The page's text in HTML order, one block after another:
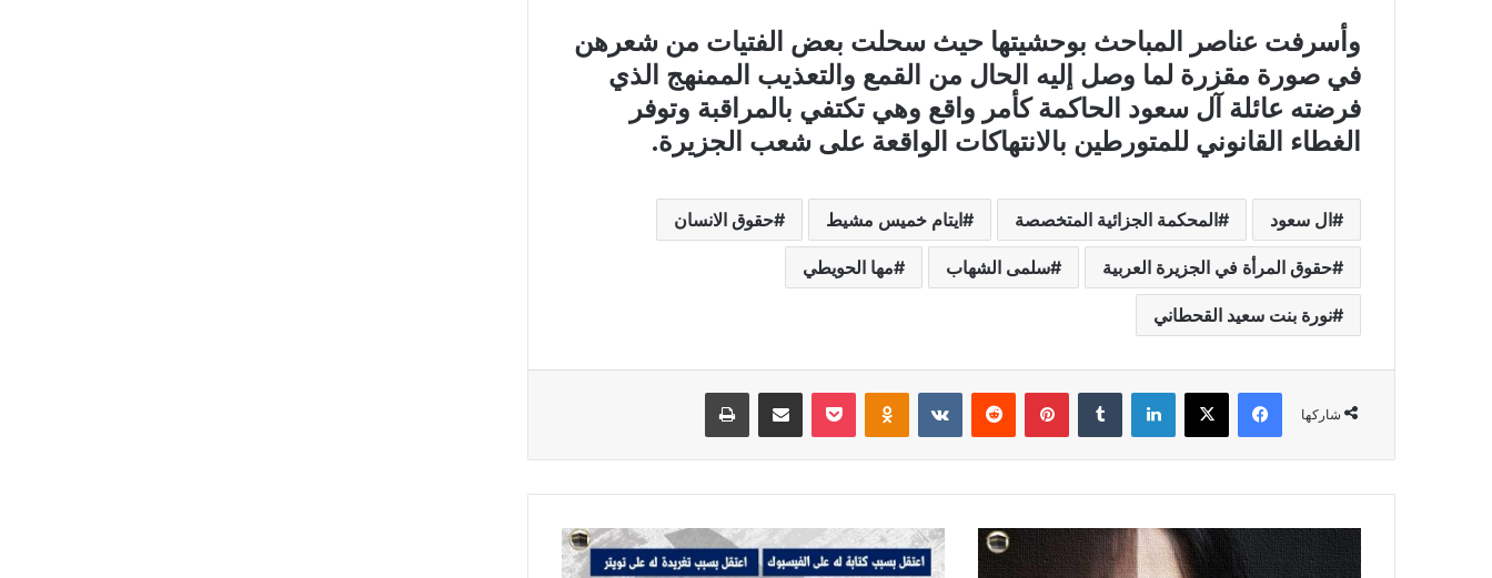
وأسرفت عناصر المباحث بوحشيتها حيث سحلت بعض الفتيات من شعرهن
في صورة مقزرة لما وصل إليه الحال من القمع والتعذيب الممنهج الذي
فرضته عائلة آل سعود الحاكمة كأمر واقع وهي تكتفي بالمراقبة وتوفر
الغطاء القانوني للمتورطين بالانتهاكات الواقعة على شعب الجزيرة.
ال سعود المحكمة الجزائية المتخصصة ايتام خميس مشيط حقوق الانسان
حقوق المرأة في الجزيرة العربية سلمى الشهاب مها الحويطي
نورة بنت سعيد القحطاني
شاركها
فيسبوك X لينكدإن بينتيريست Odnoklassniki
بوكيت مشاركة عبر البريد طباعة